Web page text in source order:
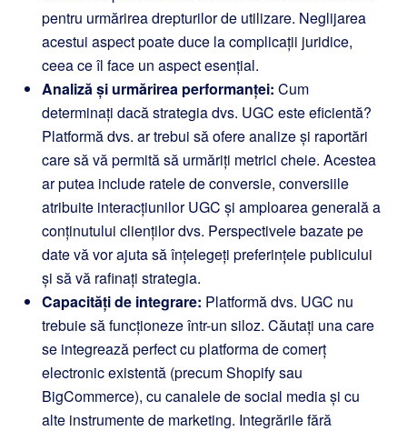
pentru urmărirea drepturilor de utilizare. Neglijarea
acestui aspect poate duce la complicații juridice,
ceea ce îl face un aspect esențial.
Analiză și urmărirea performanței: Cum
determinați dacă strategia dvs. UGC este eficientă?
Platformă dvs. ar trebui să ofere analize și raportări
care să vă permită să urmăriți metrici cheie. Acestea
ar putea include ratele de conversie, conversiile
atribuite interacțiunilor UGC și amploarea generală a
conținutului clienților dvs. Perspectivele bazate pe
date vă vor ajuta să înțelegeți preferințele publicului
și să vă rafinați strategia.
Capacități de integrare: Platformă dvs. UGC nu
trebuie să funcționeze într-un siloz. Căutați una care
se integrează perfect cu platforma de comerț
electronic existentă (precum Shopify sau
BigCommerce), cu canalele de social media și cu
alte instrumente de marketing. Integrările fără